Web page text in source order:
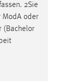
2Sie
ModA oder
(Bachelor